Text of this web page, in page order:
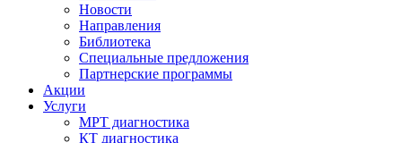
Новости
Направления
Библиотека
Специальные предложения
Партнерские программы
Акции
Услуги
МРТ диагностика
КТ диагностика